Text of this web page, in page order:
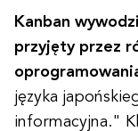
Kanban
przyjęty przez
języka
informacyjna."